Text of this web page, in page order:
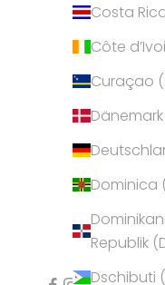
Costa
Côte
Curaçao
Dänemark
Dominica
Republik
Dschibuti